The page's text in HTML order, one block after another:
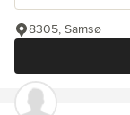
8305, Samsø